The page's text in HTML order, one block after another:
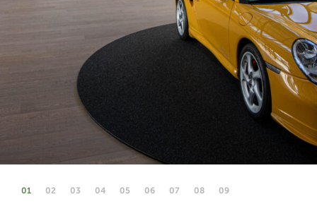
01 02 03 04 05 06 07 08 09